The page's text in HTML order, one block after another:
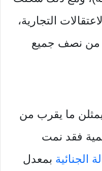
والاعتقالات التجارية،
من نصف جميع
ما يقرب من
فقد نمت
الجنائية بمعدل